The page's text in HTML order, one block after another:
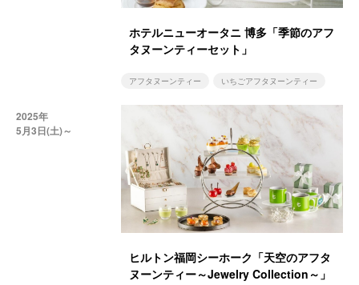
ホテルニューオータニ 博多「季節のアフ
タヌーンティーセット」
アフタヌーンティー いちごアフタヌーンティー
2025年
5月3日(土)～
ヒルトン福岡シーホーク「天空のアフタ
ヌーンティー～Jewelry Collection～」